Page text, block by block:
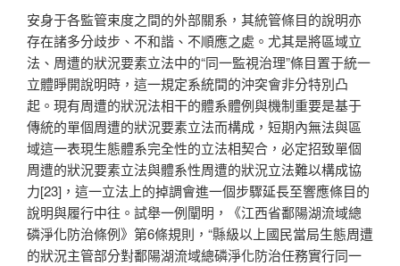
安身于各監管束度之間的外部關系，其統管條目的說明亦
存在諸多分歧步、不和諧、不順應之處。尤其是將區域立
法、周遭的狀況要素立法中的“同一監視治理”條目置于統一
立體睜開說明時，這一規定系統間的沖突會非分特別凸
起。現有周遭的狀況法相干的體系體例與機制重要是基于
傳統的單個周遭的狀況要素立法而構成，短期內無法與區
域這一表現生態體系完全性的立法相契合，必定招致單個
周遭的狀況要素立法與體系性周遭的狀況立法難以構成協
力[23]，這一立法上的掉調會進一個步驟延長至響應條目的
說明與履行中往。試舉一例闡明，《江西省鄱陽湖流域總
磷淨化防治條例》第6條規則，“縣級以上國民當局生態周遭
的狀況主管部分對鄱陽湖流域總磷淨化防治任務實行同一